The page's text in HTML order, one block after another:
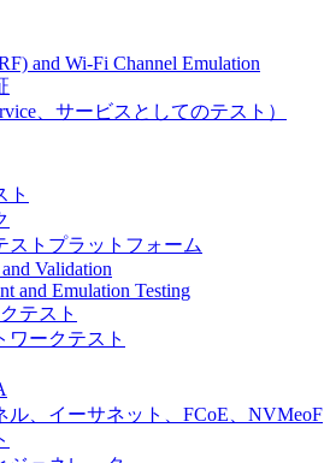
and Wi-Fi Channel Emulation
、サービスとしてのテスト）
ト
ストプラットフォーム
Validation
and Emulation Testing
テスト
ワークテスト
ル、イーサネット、FCoE、NVMeoF